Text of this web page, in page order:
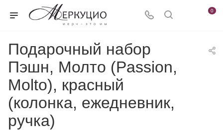
0
Подарочный набор
Пэшн, Молто (Passion,
Molto), красный
(колонка, ежедневник,
ручка)